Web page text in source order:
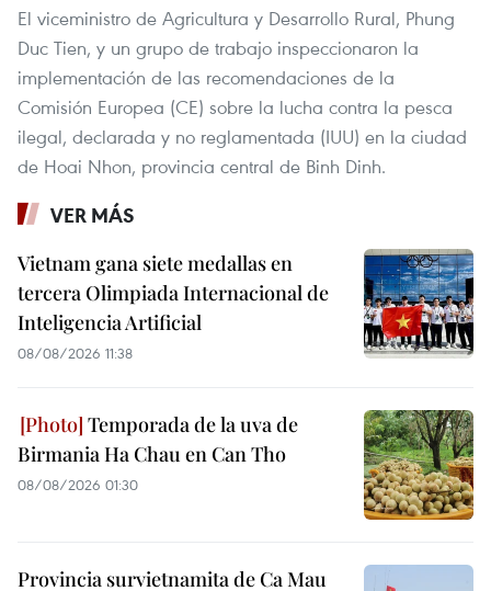
El viceministro de Agricultura y Desarrollo Rural, Phung
Duc Tien, y un grupo de trabajo inspeccionaron la
implementación de las recomendaciones de la
Comisión Europea (CE) sobre la lucha contra la pesca
ilegal, declarada y no reglamentada (IUU) en la ciudad
de Hoai Nhon, provincia central de Binh Dinh.
VER MÁS
Vietnam gana siete medallas en
tercera Olimpiada Internacional de
Inteligencia Artificial
08/08/2026 11:38
Temporada de la uva de
Birmania Ha Chau en Can Tho
08/08/2026 01:30
Provincia survietnamita de Ca Mau